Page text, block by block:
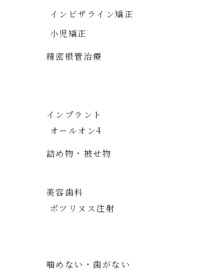
インビザライン矯正
小児矯正
精密根管治療
インプラント
オールオン4
詰め物・被せ物
美容歯科
ボツリヌス注射
噛めない・歯がない